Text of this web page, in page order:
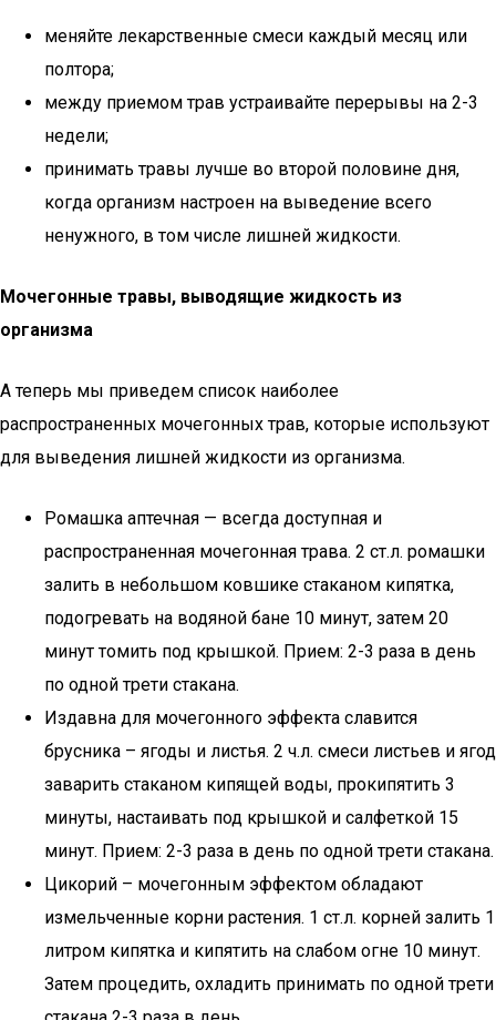
меняйте лекарственные смеси каждый месяц или
полтора;
между приемом трав устраивайте перерывы на 2-3
недели;
принимать травы лучше во второй половине дня,
когда организм настроен на выведение всего
ненужного, в том числе лишней жидкости.
Мочегонные травы, выводящие жидкость из
организма
А теперь мы приведем список наиболее
распространенных мочегонных трав, которые используют
для выведения лишней жидкости из организма.
Ромашка аптечная — всегда доступная и
распространенная мочегонная трава. 2 ст.л. ромашки
залить в небольшом ковшике стаканом кипятка,
подогревать на водяной бане 10 минут, затем 20
минут томить под крышкой. Прием: 2-3 раза в день
по одной трети стакана.
Издавна для мочегонного эффекта славится
брусника – ягоды и листья. 2 ч.л. смеси листьев и ягод
заварить стаканом кипящей воды, прокипятить 3
минуты, настаивать под крышкой и салфеткой 15
минут. Прием: 2-3 раза в день по одной трети стакана.
Цикорий – мочегонным эффектом обладают
измельченные корни растения. 1 ст.л. корней залить 1
литром кипятка и кипятить на слабом огне 10 минут.
Затем процедить, охладить принимать по одной трети